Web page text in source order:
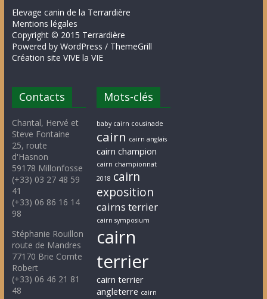
Elevage canin de la Terrardière
Mentions légales
Copyright © 2015 Terrardière
Powered by WordPress / ThemeGrill
Création site VIVE la VIE
Contacts
Chantal, Hervé et
Steve Fontaine
25, route
d'Hasnon
59178 Millonfosse
(+33) 03 27 48 59
41
(+33) 06 86 16 14
98
Stéphanie Rouillon
route de Mandres
77170 Brie Comte
Robert
(+33) 06 46 21 81
48
Mots-clés
baby cairn cousinade
cairn cairn anglais
cairn champion
cairn championnat
2018 cairn
exposition
cairns terrier
cairn symposium
cairn
terrier
cairn terrier
angleterre cairn